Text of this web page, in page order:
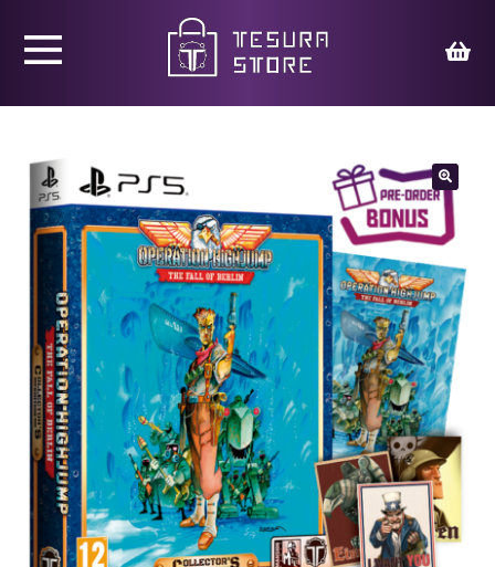
🔍
Juegos
Ed. Coleccionista
Merchandising
Contacto
Carrito
Nuestras redes: